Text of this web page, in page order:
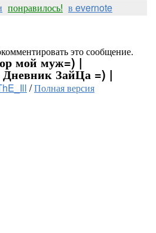
понравилось! в evernote
это сообщение.
мой муж=) |
ЗайЦа =) |
/Полная версия